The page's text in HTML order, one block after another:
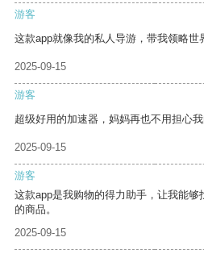
游客
这款app就像我的私人导游，带我领略世
2025-09-15
游客
超级好用的加速器，妈妈再也不用担心我
2025-09-15
游客
这款app是我购物的得力助手，让我能
的商品。
2025-09-15